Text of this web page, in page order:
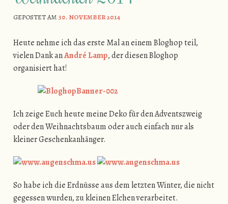
GEPOSTET AM 30. NOVEMBER 2014
Heute nehme ich das erste Mal an einem Bloghop teil,
vielen Dank anAndré Lamp, der diesen Bloghop
organisiert hat!
Ich zeige Euch heute meine Deko für den Adventszweig
oder den Weihnachtsbaum oder auch einfach nur als
kleiner Geschenkanhänger.
So habe ich die Erdnüsse aus dem letzten Winter, die nicht
gegessen wurden, zu kleinen Elchen verarbeitet.